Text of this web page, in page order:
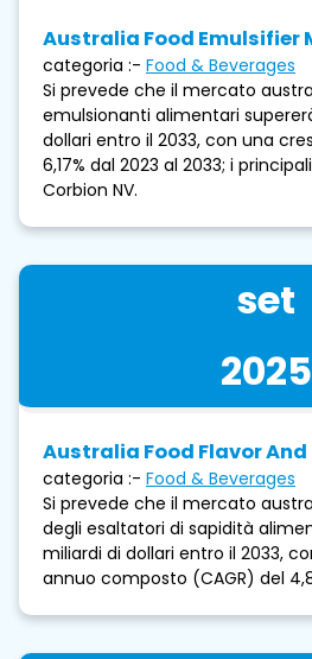
Australia Food Emulsifier
categoria :- Food & Beverages
Si prevede che il mercato
emulsionanti alimentari
dollari entro il 2033, con una
6,17% dal 2023 al 2033; i
Corbion NV.
set
2025
Australia Food Flavor
categoria :- Food & Beverages
Si prevede che il mercato
degli esaltatori di sapidità
miliardi di dollari entro il 2033,
annuo composto (CAGR) del